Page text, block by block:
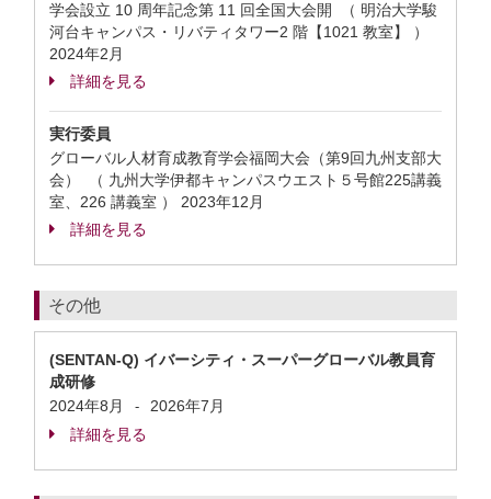
学会設立 10 周年記念第 11 回全国大会開 （ 明治大学駿
河台キャンパス・リバティタワー2 階【1021 教室】 ）
2024年2月
詳細を見る
実行委員
グローバル人材育成教育学会福岡大会（第9回九州支部大
会） （ 九州大学伊都キャンパスウエスト５号館225講義
室、226 講義室 ） 2023年12月
詳細を見る
その他
(SENTAN-Q) イバーシティ・スーパーグローバル教員育
成研修
2024年8月
-
2026年7月
詳細を見る